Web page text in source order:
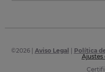
©2026| Aviso Legal Política
Ajustes